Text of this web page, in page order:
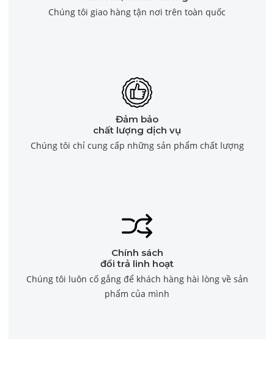
Chúng tôi giao hàng tận nơi trên toàn quốc
Đảm bảo
chất lượng dịch vụ
Chúng tôi chỉ cung cấp những sản phẩm chất lượng
Chính sách
đổi trả linh hoạt
Chúng tôi luôn cố gắng để khách hàng hài lòng về sản
phẩm của mình